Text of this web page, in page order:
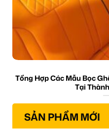
Tổng Hợp Các Mẫu Bọc
Tại
SẢN PHẨM MỚI